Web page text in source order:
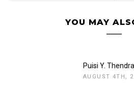
YOU MAY
Puisi Y.
AUGUST 4TH,